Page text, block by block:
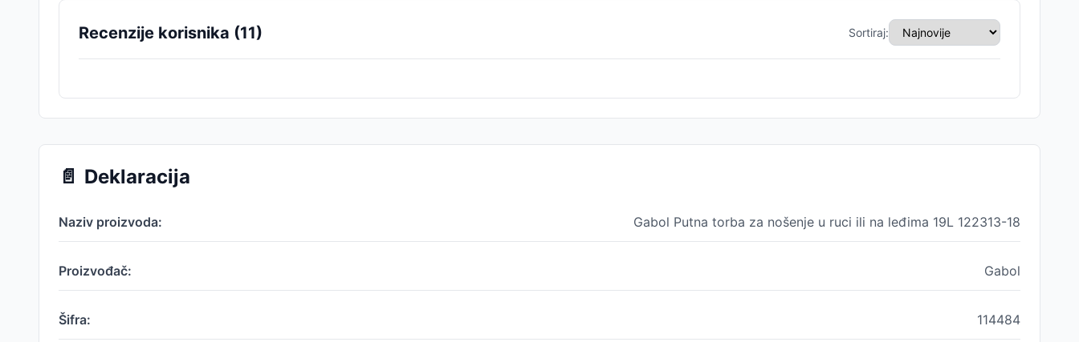
Recenzije korisnika (11) Sortiraj:
📄 Deklaracija
Naziv proizvoda: Gabol Putna torba za nošenje u ruci ili na leđima 19L 122313-18
Proizvođač: Gabol
Šifra: 114484